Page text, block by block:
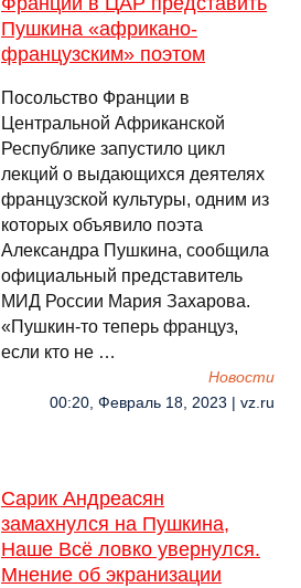
Пушкина «африкано-
французским» поэтом
Посольство Франции в
Центральной Африканской
Республике запустило цикл
лекций о выдающихся деятелях
французской культуры, одним из
которых объявило поэта
Александра Пушкина, сообщила
официальный представитель
МИД России Мария Захарова.
«Пушкин-то теперь француз,
если кто не …
Новости
00:20, Февраль 18, 2023 | vz.ru
Сарик Андреасян
замахнулся на Пушкина,
Наше Всё ловко увернулся.
Мнение об экранизации